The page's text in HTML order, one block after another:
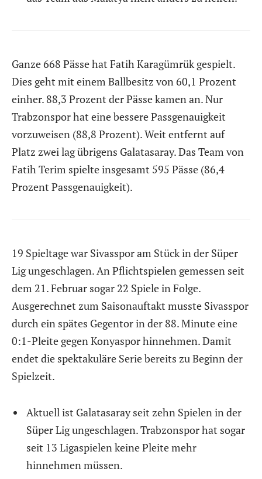
Ganze 668 Pässe hat Fatih Karagümrük gespielt.
Dies geht mit einem Ballbesitz von 60,1 Prozent
einher. 88,3 Prozent der Pässe kamen an. Nur
Trabzonspor hat eine bessere Passgenauigkeit
vorzuweisen (88,8 Prozent). Weit entfernt auf
Platz zwei lag übrigens Galatasaray. Das Team von
Fatih Terim spielte insgesamt 595 Pässe (86,4
Prozent Passgenauigkeit).
19 Spieltage war Sivasspor am Stück in der Süper
Lig ungeschlagen. An Pflichtspielen gemessen seit
dem 21. Februar sogar 22 Spiele in Folge.
Ausgerechnet zum Saisonauftakt musste Sivasspor
durch ein spätes Gegentor in der 88. Minute eine
0:1-Pleite gegen Konyaspor hinnehmen. Damit
endet die spektakuläre Serie bereits zu Beginn der
Spielzeit.
Aktuell ist Galatasaray seit zehn Spielen in der
Süper Lig ungeschlagen. Trabzonspor hat sogar
seit 13 Ligaspielen keine Pleite mehr
hinnehmen müssen.